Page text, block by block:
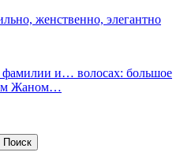
женственно, элегантно
и… волосах: большое
Жаном…